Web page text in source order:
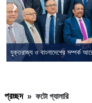
যুক্তরাজ্য ও বাংলাদেশের সম্পর্ক
প্রচ্ছদ» ফটো গ্যালারি